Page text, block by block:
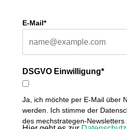
E-Mail*
DSGVO Einwilligung*
Ja, ich möchte per E-Mail über
werden. Ich stimme der
des mechstrategen-Newsletters